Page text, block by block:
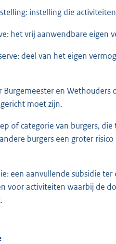
instelling die
het vrij aanwendbare eigen
deel van het eigen
en
moet zijn.
of categorie van burgers,
burgers een groter
een aanvullende subsidie
voor activiteiten waarbij de